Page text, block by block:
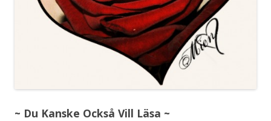
~ Du Kanske Också Vill Läsa ~